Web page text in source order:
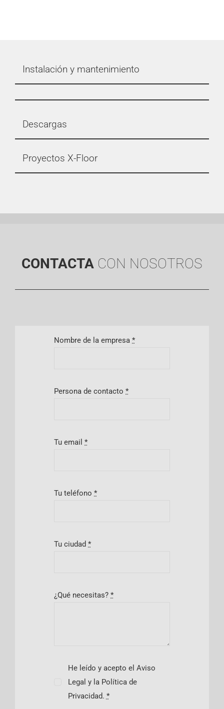
Instalación y mantenimiento
Descargas
Proyectos X-Floor
CONTACTA CON NOSOTROS
Nombre de la empresa*
Persona de contacto*
Tu email*
Tu teléfono*
Tu ciudad*
¿Qué necesitas?*
He leído y acepto el Aviso
Legal y la Política de
Privacidad. *